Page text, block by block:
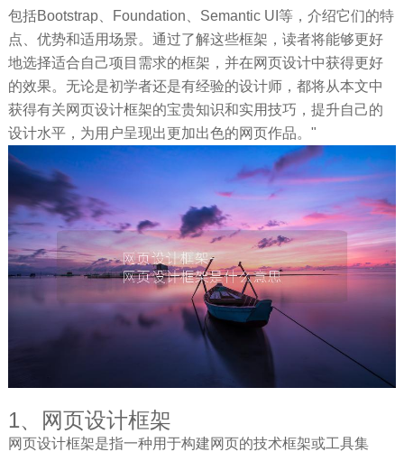
包括Bootstrap、Foundation、Semantic UI等，介绍它们的特
点、优势和适用场景。通过了解这些框架，读者将能够更好
地选择适合自己项目需求的框架，并在网页设计中获得更好
的效果。无论是初学者还是有经验的设计师，都将从本文中
获得有关网页设计框架的宝贵知识和实用技巧，提升自己的
设计水平，为用户呈现出更加出色的网页作品。"
1、网页设计框架
网页设计框架是指一种用于构建网页的技术框架或工具集